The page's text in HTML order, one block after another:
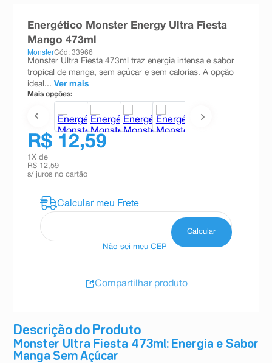
Descrição do Produto
Monster Ultra Fiesta 473ml: Energia e Sabor
Manga Sem Açúcar
Energético Monster Energy Ultra Fiesta
Mango 473ml
MonsterCód: 33966
Monster Ultra Fiesta 473ml traz energia intensa e sabor
tropical de manga, sem açúcar e sem calorias. A opção
ideal... Ver mais
Mais opções:
R$ 12,59
1 X de
R$ 12,59
s/ juros no cartão
Não sei meu CEP
Compartilhar produto
esmalte
10ºabsorvente